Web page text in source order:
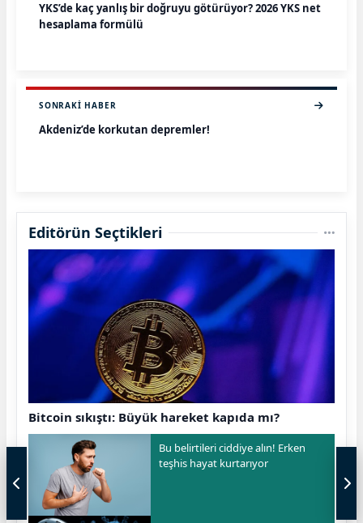
YKS’de kaç yanlış bir doğruyu götürüyor? 2026 YKS net
hesaplama formülü
SONRAKI HABER
Akdeniz’de korkutan depremler!
Editörün Seçtikleri
Bitcoin sıkıştı: Büyük hareket kapıda mı?
Bu belirtileri ciddiye alın! Erken
teşhis hayat kurtarıyor